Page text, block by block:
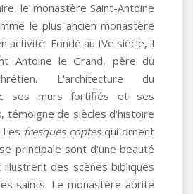
le monastère Saint-Antoine
le plus ancien monastère
activité. Fondé au IVe siècle, il
Antoine le Grand, père du
L'architecture du
ses murs fortifiés et ses
témoigne de siècles d'histoire
fresques coptes qui ornent
principale sont d'une beauté
des scènes bibliques
saints. Le monastère abrite